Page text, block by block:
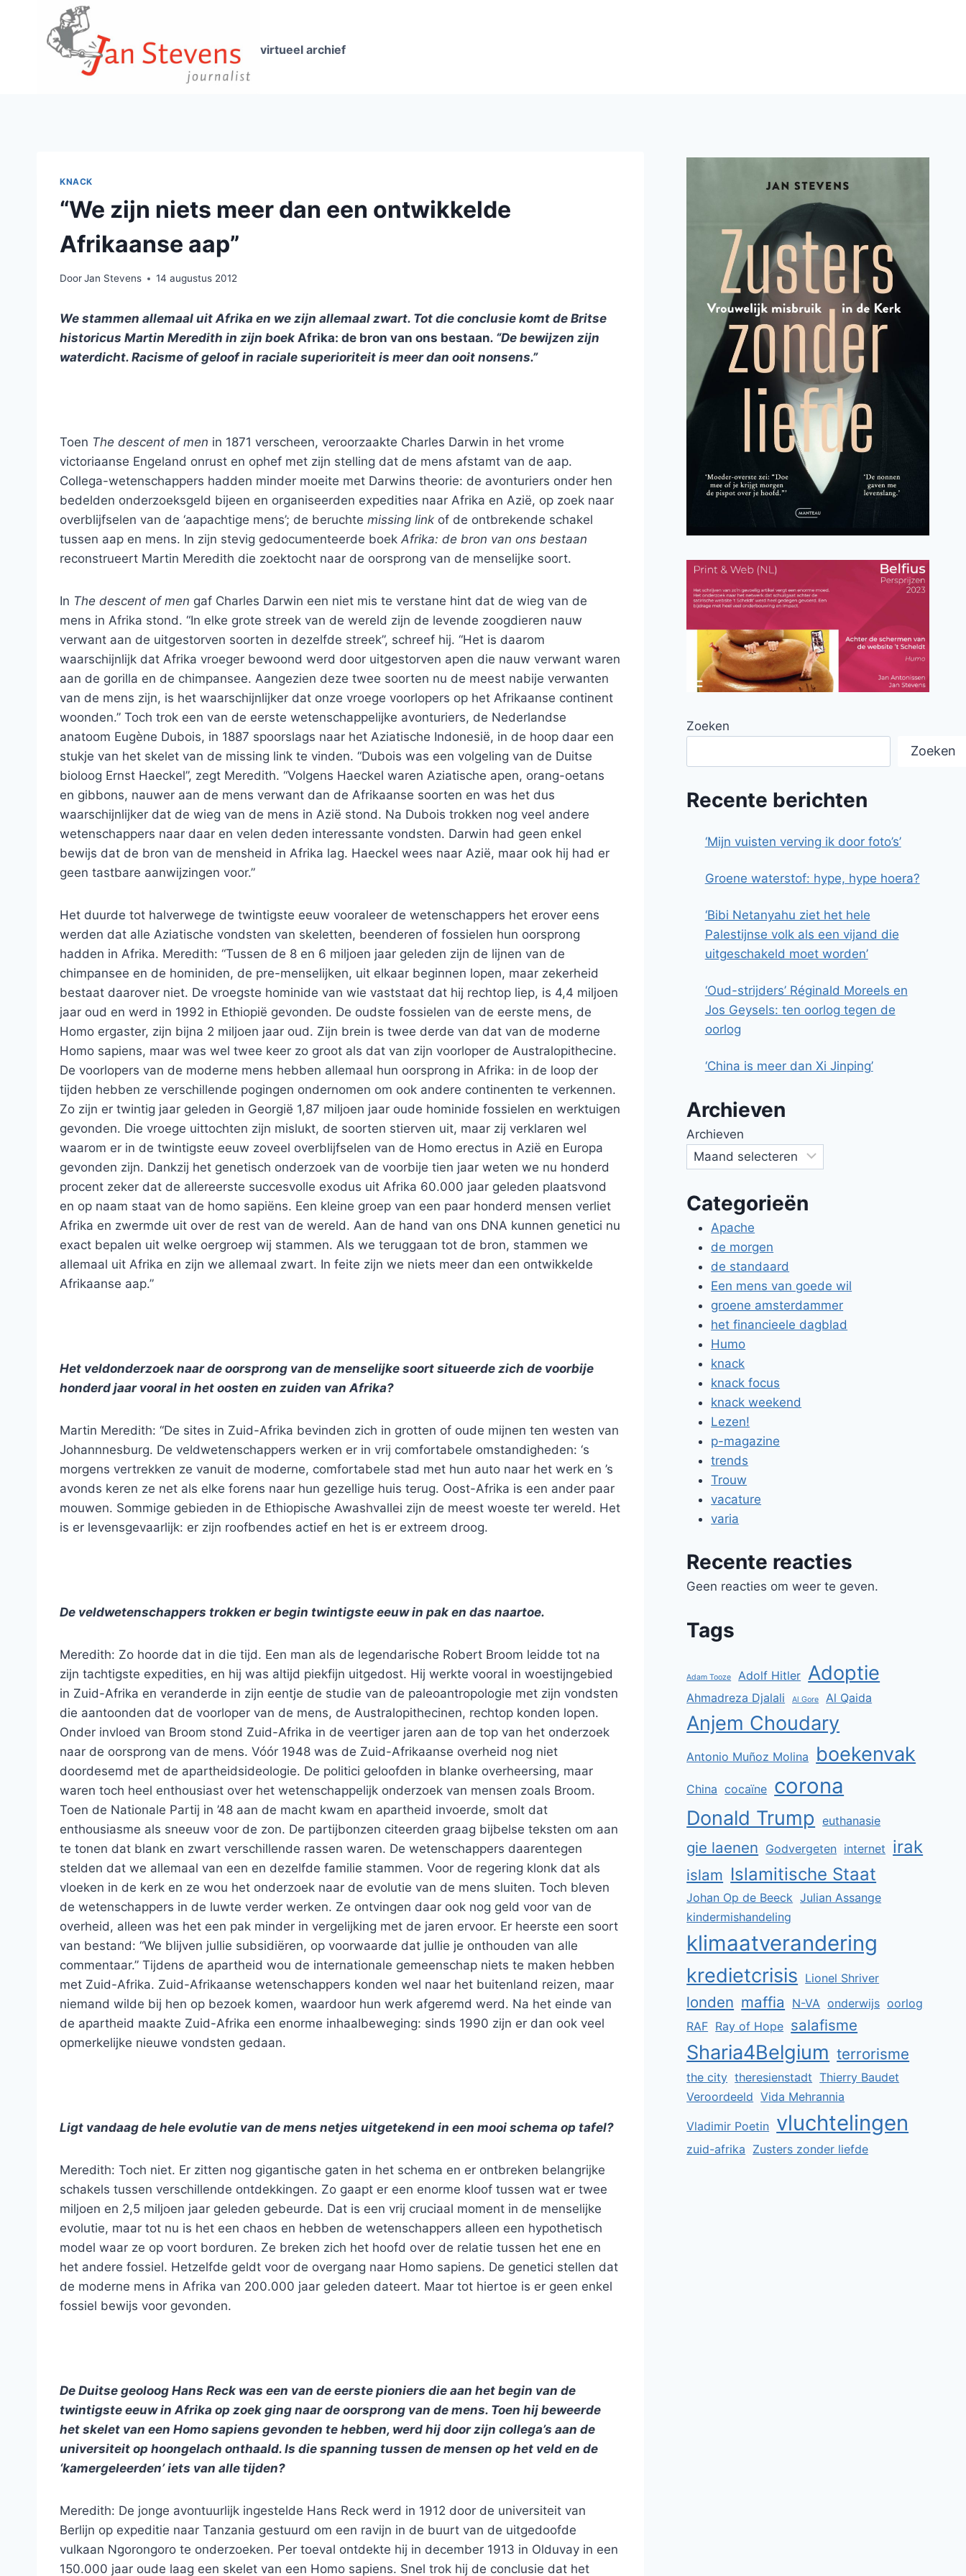
virtueel archief
KNACK
“We zijn niets meer dan een ontwikkelde
Afrikaanse aap”
DoorJan Stevens 14 augustus 2012
We stammen allemaal uit Afrika en we zijn allemaal zwart. Tot die conclusie komt de Britse
historicus Martin Meredith in zijn boek Afrika: de bron van ons bestaan. “De bewijzen zijn
waterdicht. Racisme of geloof in raciale superioriteit is meer dan ooit nonsens.”
Toen The descent of men in 1871 verscheen, veroorzaakte Charles Darwin in het vrome
victoriaanse Engeland onrust en ophef met zijn stelling dat de mens afstamt van de aap.
Collega-wetenschappers hadden minder moeite met Darwins theorie: de avonturiers onder hen
bedelden onderzoeksgeld bijeen en organiseerden expedities naar Afrika en Azië, op zoek naar
overblijfselen van de ‘aapachtige mens’; de beruchte missing link of de ontbrekende schakel
tussen aap en mens. In zijn stevig gedocumenteerde boek Afrika: de bron van ons bestaan
reconstrueert Martin Meredith die zoektocht naar de oorsprong van de menselijke soort.
In The descent of men gaf Charles Darwin een niet mis te verstane hint dat de wieg van de
mens in Afrika stond. “In elke grote streek van de wereld zijn de levende zoogdieren nauw
verwant aan de uitgestorven soorten in dezelfde streek”, schreef hij. “Het is daarom
waarschijnlijk dat Afrika vroeger bewoond werd door uitgestorven apen die nauw verwant waren
aan de gorilla en de chimpansee. Aangezien deze twee soorten nu de meest nabije verwanten
van de mens zijn, is het waarschijnlijker dat onze vroege voorlopers op het Afrikaanse continent
woonden.” Toch trok een van de eerste wetenschappelijke avonturiers, de Nederlandse
anatoom Eugène Dubois, in 1887 spoorslags naar het Aziatische Indonesië, in de hoop daar een
stukje van het skelet van de missing link te vinden. “Dubois was een volgeling van de Duitse
bioloog Ernst Haeckel”, zegt Meredith. “Volgens Haeckel waren Aziatische apen, orang-oetans
en gibbons, nauwer aan de mens verwant dan de Afrikaanse soorten en was het dus
waarschijnlijker dat de wieg van de mens in Azië stond. Na Dubois trokken nog veel andere
wetenschappers naar daar en velen deden interessante vondsten. Darwin had geen enkel
bewijs dat de bron van de mensheid in Afrika lag. Haeckel wees naar Azië, maar ook hij had er
geen tastbare aanwijzingen voor.”
Het duurde tot halverwege de twintigste eeuw vooraleer de wetenschappers het erover eens
werden dat alle Aziatische vondsten van skeletten, beenderen of fossielen hun oorsprong
hadden in Afrika. Meredith: “Tussen de 8 en 6 miljoen jaar geleden zijn de lijnen van de
chimpansee en de hominiden, de pre-menselijken, uit elkaar beginnen lopen, maar zekerheid
bestaat daarover niet. De vroegste hominide van wie vaststaat dat hij rechtop liep, is 4,4 miljoen
jaar oud en werd in 1992 in Ethiopië gevonden. De oudste fossielen van de eerste mens, de
Homo ergaster, zijn bijna 2 miljoen jaar oud. Zijn brein is twee derde van dat van de moderne
Homo sapiens, maar was wel twee keer zo groot als dat van zijn voorloper de Australopithecine.
De voorlopers van de moderne mens hebben allemaal hun oorsprong in Afrika: in de loop der
tijden hebben ze verschillende pogingen ondernomen om ook andere continenten te verkennen.
Zo zijn er twintig jaar geleden in Georgië 1,87 miljoen jaar oude hominide fossielen en werktuigen
gevonden. Die vroege uittochten zijn mislukt, de soorten stierven uit, maar zij verklaren wel
waarom er in de twintigste eeuw zoveel overblijfselen van de Homo erectus in Azië en Europa
gevonden zijn. Dankzij het genetisch onderzoek van de voorbije tien jaar weten we nu honderd
procent zeker dat de allereerste succesvolle exodus uit Afrika 60.000 jaar geleden plaatsvond
en op naam staat van de homo sapiëns. Een kleine groep van een paar honderd mensen verliet
Afrika en zwermde uit over de rest van de wereld. Aan de hand van ons DNA kunnen genetici nu
exact bepalen uit welke oergroep wij stammen. Als we teruggaan tot de bron, stammen we
allemaal uit Afrika en zijn we allemaal zwart. In feite zijn we niets meer dan een ontwikkelde
Afrikaanse aap.”
Het veldonderzoek naar de oorsprong van de menselijke soort situeerde zich de voorbije
honderd jaar vooral in het oosten en zuiden van Afrika?
Martin Meredith: “De sites in Zuid-Afrika bevinden zich in grotten of oude mijnen ten westen van
Johannnesburg. De veldwetenschappers werken er in vrij comfortabele omstandigheden: ‘s
morgens vertrekken ze vanuit de moderne, comfortabele stad met hun auto naar het werk en ’s
avonds keren ze net als elke forens naar hun gezellige huis terug. Oost-Afrika is een ander paar
mouwen. Sommige gebieden in de Ethiopische Awashvallei zijn de meest woeste ter wereld. Het
is er levensgevaarlijk: er zijn roofbendes actief en het is er extreem droog.
De veldwetenschappers trokken er begin twintigste eeuw in pak en das naartoe.
Meredith: Zo hoorde dat in die tijd. Een man als de legendarische Robert Broom leidde tot na
zijn tachtigste expedities, en hij was altijd piekfijn uitgedost. Hij werkte vooral in woestijngebied
in Zuid-Afrika en veranderde in zijn eentje de studie van de paleoantropologie met zijn vondsten
die aantoonden dat de voorloper van de mens, de Australopithecinen, rechtop konden lopen.
Onder invloed van Broom stond Zuid-Afrika in de veertiger jaren aan de top van het onderzoek
naar de oorsprong van de mens. Vóór 1948 was de Zuid-Afrikaanse overheid nog niet
doordesemd met de apartheidsideologie. De politici geloofden in blanke overheersing, maar
waren toch heel enthousiast over het wetenschappelijk onderzoek van mensen zoals Broom.
Toen de Nationale Partij in ’48 aan de macht kwam en apartheid invoerde, smolt dat
enthousiasme als sneeuw voor de zon. De partijbonzen citeerden graag bijbelse teksten om aan
te tonen dat blank en zwart verschillende rassen waren. De wetenschappers daarentegen
stelden dat we allemaal van een en dezelfde familie stammen. Voor de regering klonk dat als
vloeken in de kerk en ze wou het onderzoek naar de evolutie van de mens sluiten. Toch bleven
de wetenschappers in de luwte verder werken. Ze ontvingen daar ook nog geld voor van de
overheid, alleen was het een pak minder in vergelijking met de jaren ervoor. Er heerste een soort
van bestand: “We blijven jullie subsidiëren, op voorwaarde dat jullie je onthouden van alle
commentaar.” Tijdens de apartheid wou de internationale gemeenschap niets te maken hebben
met Zuid-Afrika. Zuid-Afrikaanse wetenschappers konden wel naar het buitenland reizen, maar
niemand wilde bij hen op bezoek komen, waardoor hun werk afgeremd werd. Na het einde van
de apartheid maakte Zuid-Afrika een enorme inhaalbeweging: sinds 1990 zijn er dan ook veel
opmerkelijke nieuwe vondsten gedaan.
Ligt vandaag de hele evolutie van de mens netjes uitgetekend in een mooi schema op tafel?
Meredith: Toch niet. Er zitten nog gigantische gaten in het schema en er ontbreken belangrijke
schakels tussen verschillende ontdekkingen. Zo gaapt er een enorme kloof tussen wat er twee
miljoen en 2,5 miljoen jaar geleden gebeurde. Dat is een vrij cruciaal moment in de menselijke
evolutie, maar tot nu is het een chaos en hebben de wetenschappers alleen een hypothetisch
model waar ze op voort borduren. Ze breken zich het hoofd over de relatie tussen het ene en
het andere fossiel. Hetzelfde geldt voor de overgang naar Homo sapiens. De genetici stellen dat
de moderne mens in Afrika van 200.000 jaar geleden dateert. Maar tot hiertoe is er geen enkel
fossiel bewijs voor gevonden.
De Duitse geoloog Hans Reck was een van de eerste pioniers die aan het begin van de
twintigste eeuw in Afrika op zoek ging naar de oorsprong van de mens. Toen hij beweerde
het skelet van een Homo sapiens gevonden te hebben, werd hij door zijn collega’s aan de
universiteit op hoongelach onthaald. Is die spanning tussen de mensen op het veld en de
‘kamergeleerden’ iets van alle tijden?
Meredith: De jonge avontuurlijk ingestelde Hans Reck werd in 1912 door de universiteit van
Berlijn op expeditie naar Tanzania gestuurd om een ravijn in de buurt van de uitgedoofde
vulkaan Ngorongoro te onderzoeken. Per toeval ontdekte hij in december 1913 in Olduvay in een
150.000 jaar oude laag een skelet van een Homo sapiens. Snel trok hij de conclusie dat het
Zoeken
Zoeken
Recente berichten
‘Mijn vuisten verving ik door foto’s’
Groene waterstof: hype, hype hoera?
‘Bibi Netanyahu ziet het hele
Palestijnse volk als een vijand die
uitgeschakeld moet worden’
‘Oud-strijders’ Réginald Moreels en
Jos Geysels: ten oorlog tegen de
oorlog
‘China is meer dan Xi Jinping’
Archieven
Archieven
Categorieën
Apache
de morgen
de standaard
Een mens van goede wil
groene amsterdammer
het financieele dagblad
Humo
knack
knack focus
knack weekend
Lezen!
p-magazine
trends
Trouw
vacature
varia
Recente reacties
Geen reacties om weer te geven.
Tags
Adam Tooze Adolf Hitler Adoptie
Ahmadreza Djalali Al Gore Al Qaida
Anjem Choudary
Antonio Muñoz Molina boekenvak
China cocaïne corona
Donald Trump euthanasie
gie laenen Godvergeten internet irak
islam Islamitische Staat
Johan Op de Beeck Julian Assange
kindermishandeling
klimaatverandering
kredietcrisis Lionel Shriver
londen maffia N-VA onderwijs oorlog
RAF Ray of Hope salafisme
Sharia4Belgium terrorisme
the city theresienstadt Thierry Baudet
Veroordeeld Vida Mehrannia
Vladimir Poetin vluchtelingen
zuid-afrika Zusters zonder liefde